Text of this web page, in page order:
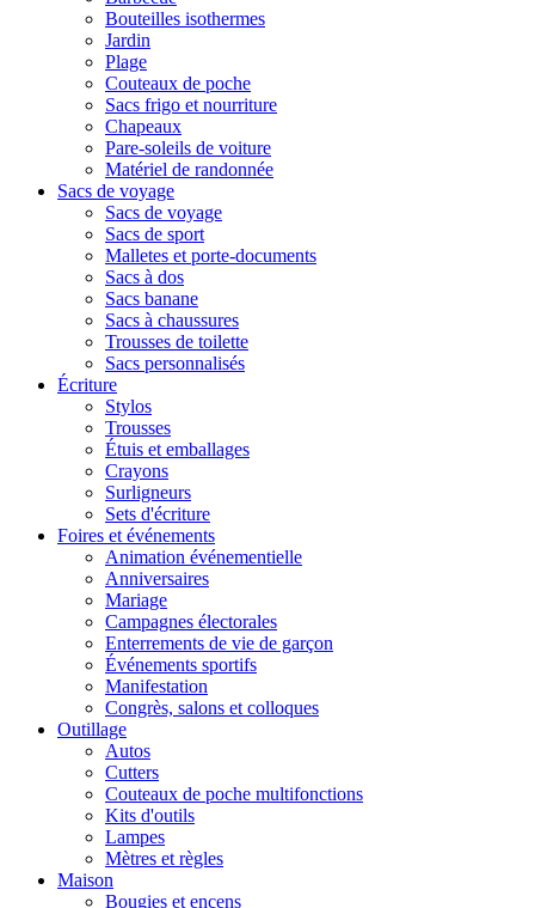
Bouteilles isothermes
Jardin
Plage
Couteaux de poche
Sacs frigo et nourriture
Chapeaux
Pare-soleils de voiture
Matériel de randonnée
Sacs de voyage
Sacs de voyage
Sacs de sport
Malletes et porte-documents
Sacs à dos
Sacs banane
Sacs à chaussures
Trousses de toilette
Sacs personnalisés
Écriture
Stylos
Trousses
Étuis et emballages
Crayons
Surligneurs
Sets d'écriture
Foires et événements
Animation événementielle
Anniversaires
Mariage
Campagnes électorales
Enterrements de vie de garçon
Événements sportifs
Manifestation
Congrès, salons et colloques
Outillage
Autos
Cutters
Couteaux de poche multifonctions
Kits d'outils
Lampes
Mètres et règles
Maison
Bougies et encens